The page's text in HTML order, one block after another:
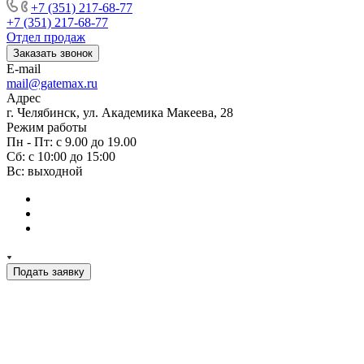
+7 (351) 217-68-77
+7 (351) 217-68-77
Отдел продаж
Заказать звонок
E-mail
mail@gatemax.ru
Адрес
г. Челябинск, ул. Академика Макеева, 28
Режим работы
Пн - Пт: с 9.00 до 19.00
Сб: с 10:00 до 15:00
Вс: выходной
Подать заявку